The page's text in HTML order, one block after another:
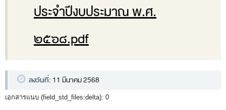
ที่ปรึกษาการตรวจเงินแผ่นดิน
รองผู้ตรวจเงินแผ่นดิน (สตภ.1-15)
ผู้บริหารเทคโนโลยีสารสนเทศระดับสูง (CIO)
หน้าที่และอำนาจ และการแบ่งส่วนราชการ
ประจำปีงบประมาณ พ.ศ.
๒๕๖๘.pdf
ลงวันที่: 11 มีนาคม 2568
เอกสารแนบ (field_std_files:delta): 0